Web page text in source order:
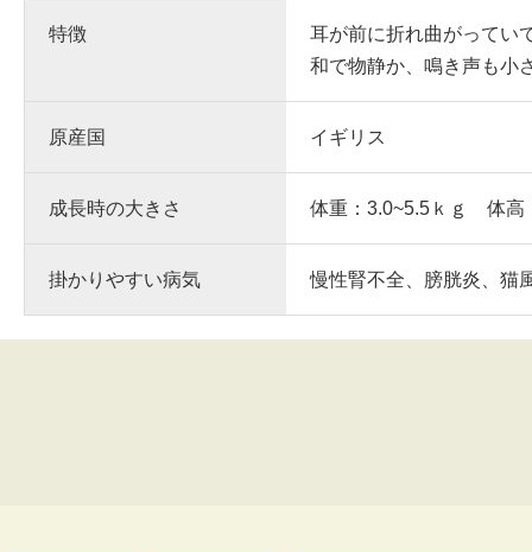
特徴
耳が前に折れ曲がってい
和で物静か、鳴き声も小
原産国 イギリス
成長時の大きさ 体重：3.0~5.5ｋｇ 体高
掛かりやすい病気 慢性腎不全、膀胱炎、猫